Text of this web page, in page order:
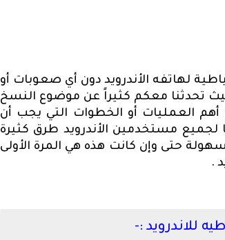
لهاتفه الأندرويد دون أي صعوبات أو
تحدثنا معكم كثيراً عن موضوع النسخ
أهم العمليات أو الخطوات التي يجب أن
مستخدمين الأندرويد طرق كثيرة
حتى وإن كانت هذه هي المرة الأولى
.
للاندرويد :-